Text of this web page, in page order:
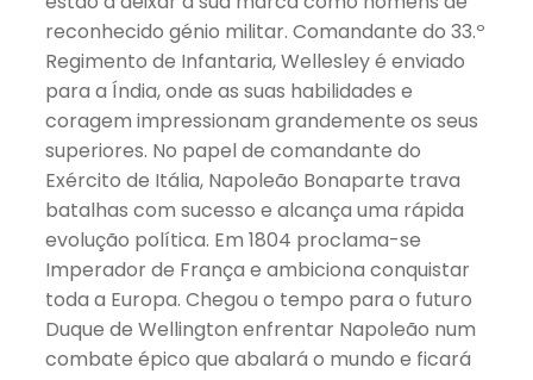
reconhecido génio militar. Comandante do 33.º
Regimento de Infantaria, Wellesley é enviado
para a Índia, onde as suas habilidades e
coragem impressionam grandemente os seus
superiores. No papel de comandante do
Exército de Itália, Napoleão Bonaparte trava
batalhas com sucesso e alcança uma rápida
evolução política. Em 1804 proclama-se
Imperador de França e ambiciona conquistar
toda a Europa. Chegou o tempo para o futuro
Duque de Wellington enfrentar Napoleão num
combate épico que abalará o mundo e ficará